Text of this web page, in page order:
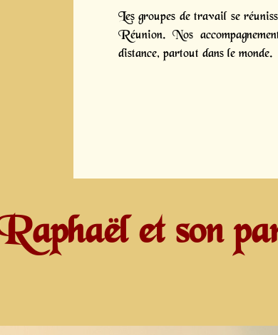
Les groupes de travail se
Réunion. Nos
distance, partout dans le monde.
et son